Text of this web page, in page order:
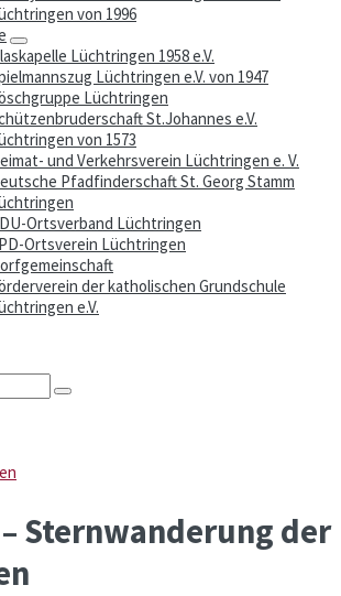
von 1996
Lüchtringen 1958 e.V.
Lüchtringen e.V. von 1947
Lüchtringen
St.Johannes e.V.
von 1573
und Verkehrsverein Lüchtringen e. V.
Pfadfinderschaft St. Georg Stamm
Ortsverband Lüchtringen
Ortsverein Lüchtringen
der katholischen Grundschule
e.V.
Sternwanderung der